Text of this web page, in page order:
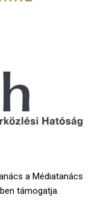
a Médiatanács
támogatja.